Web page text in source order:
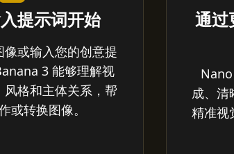
提示词开始
或输入您的创意提
3 能够理解视
风格和主体关系，帮
或转换图像。
通过
成、清
精准视